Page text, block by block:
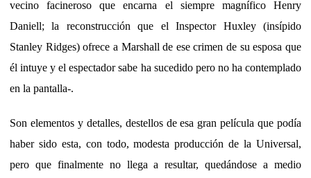
vecino facineroso que encarna el siempre magnífico Henry
Daniell; la reconstrucción que el Inspector Huxley (insípido
Stanley Ridges) ofrece a Marshall de ese crimen de su esposa que
él intuye y el espectador sabe ha sucedido pero no ha contemplado
en la pantalla-.
Son elementos y detalles, destellos de esa gran película que podía
haber sido esta, con todo, modesta producción de la Universal,
pero que finalmente no llega a resultar, quedándose a medio